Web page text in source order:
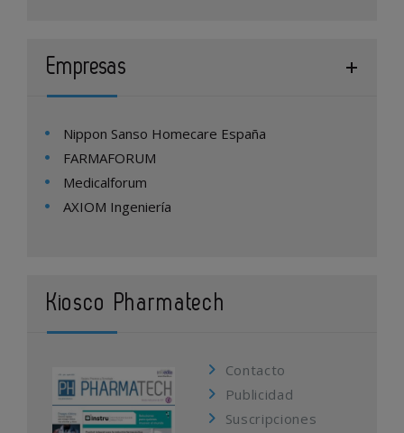
Empresas
Nippon Sanso Homecare España
FARMAFORUM
Medicalforum
AXIOM Ingeniería
Kiosco Pharmatech
Contacto
Publicidad
Suscripciones